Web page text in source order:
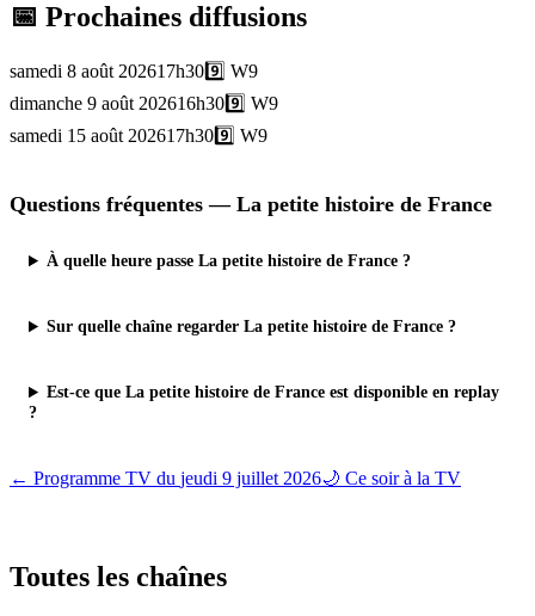
📅 Prochaines diffusions
samedi 8 août 202617h309️⃣ W9
dimanche 9 août 202616h309️⃣ W9
samedi 15 août 202617h309️⃣ W9
Questions fréquentes — La petite histoire de France
À quelle heure passe La petite histoire de France ?
Sur quelle chaîne regarder La petite histoire de France ?
Est-ce que La petite histoire de France est disponible en replay
?
← Programme TV du jeudi 9 juillet 2026🌙 Ce soir à la TV
Toutes les chaînes